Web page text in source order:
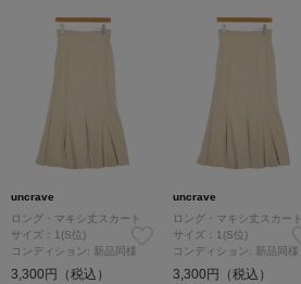
uncrave
ロング・マキシ丈スカート
サイズ：1(S位)
コンディション: 新品同様
3,300円（税込）
uncrave
ロング・マキシ丈スカート
サイズ：1(S位)
コンディション: 新品同様
3,300円（税込）